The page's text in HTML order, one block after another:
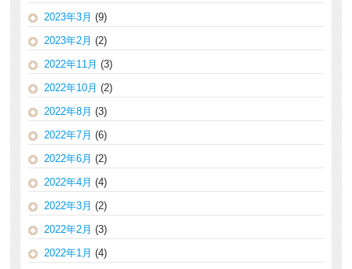
2023年3月 (9)
2023年2月 (2)
2022年11月 (3)
2022年10月 (2)
2022年8月 (3)
2022年7月 (6)
2022年6月 (2)
2022年4月 (4)
2022年3月 (2)
2022年2月 (3)
2022年1月 (4)